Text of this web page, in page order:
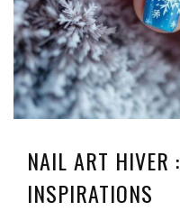
NAIL ART HIVER
INSPIRATIONS